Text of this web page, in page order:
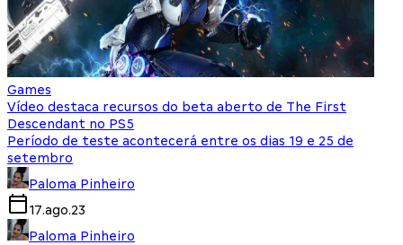
Games
Vídeo destaca recursos do beta aberto de The First
Descendant no PS5
Período de teste acontecerá entre os dias 19 e 25 de
setembro
Paloma Pinheiro
17.ago.23
Paloma Pinheiro